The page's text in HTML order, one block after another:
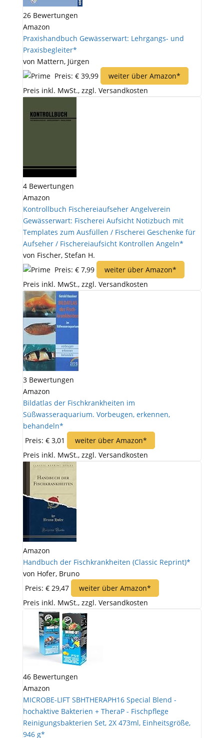
26 Bewertungen
Amazon
Praxishandbuch Gewässerwart: Lehrgangs- und
Praxisbegleiter*
von Mattern, Jürgen
Preis: € 39,99
weiter über Amazon*
Preis inkl. MwSt., zzgl. Versandkosten
4 Bewertungen
Amazon
Kontrollbuch Fischereiaufseher Angelverein
Gewässerwart: Fischerei Aufsicht Notizbuch mit
Templates zum Ausfüllen / Fischerei Geschenke für
Aufseher / Fischereiaufsicht Kontrollen Angeln*
von Fischer, Stefan H.
Preis: € 7,99
weiter über Amazon*
Preis inkl. MwSt., zzgl. Versandkosten
3 Bewertungen
Amazon
Bildatlas der Fischkrankheiten im
Süßwasseraquarium. Vorbeugen, erkennen,
behandeln*
Preis: € 3,01
weiter über Amazon*
Preis inkl. MwSt., zzgl. Versandkosten
Amazon
Handbuch der Fischkrankheiten (Classic Reprint)*
von Hofer, Bruno
Preis: € 29,47
weiter über Amazon*
Preis inkl. MwSt., zzgl. Versandkosten
46 Bewertungen
Amazon
MICROBE-LIFT SBHTHERAPH16 Special Blend -
hochaktive Bakterien + TheraP - Fischpflege
Reinigungsbakterien Set, 2X 473ml, Einheitsgröße,
946 g*